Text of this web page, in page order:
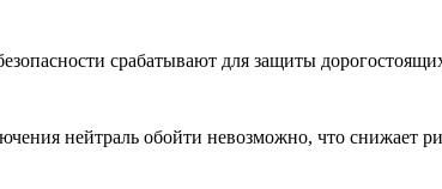
срабатывают для защиты
нейтраль обойти невозможно, что снижает